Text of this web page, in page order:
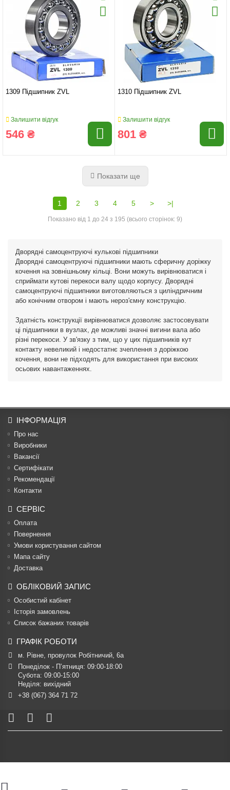
1309 Підшипник ZVL
Залишити відгук
546 ₴
1310 Підшипник ZVL
Залишити відгук
801 ₴
Показати ще
1 2 3 4 5 > >|
Показано від 1 до 24 з 195 (всього сторінок: 9)
Дворядні самоцентруючі кулькові підшипники
Дворядні самоцентруючі підшипники мають сферичну доріжку
кочення на зовнішньому кільці. Вони можуть вирівнюватися і
сприймати кутові перекоси валу щодо корпусу. Дворядні
самоцентруючі підшипники виготовляються з циліндричним
або конічним отвором і мають нероз'ємну конструкцію.
Здатність конструкції вирівнюватися дозволяє застосовувати
ці підшипники в вузлах, де можливі значні вигини вала або
різні перекоси. У зв'язку з тим, що у цих підшипників кут
контакту невеликий і недостатнє зчеплення з доріжкою
кочення, вони не підходять для використання при високих
осьових навантаженнях.
ІНФОРМАЦІЯ
Про нас
Виробники
Вакансії
Сертифікати
Рекомендації
Контакти
СЕРВІС
Оплата
Повернення
Умови користування сайтом
Мапа сайту
Доставка
ОБЛІКОВИЙ ЗАПИС
Особистий кабінет
Історія замовлень
Список бажаних товарів
ГРАФІК РОБОТИ
м. Рівне, провулок Робітничий, 6а
Понеділок - П’ятниця: 09:00-18:00
Субота: 09:00-15:00
Неділя: вихідний
+38 (067) 364 71 72